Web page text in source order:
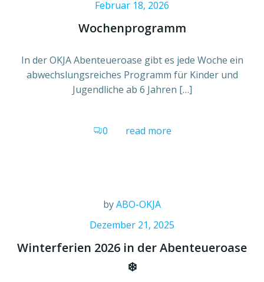
Februar 18, 2026
Wochenprogramm
In der OKJA Abenteueroase gibt es jede Woche ein
abwechslungsreiches Programm für Kinder und
Jugendliche ab 6 Jahren […]
0 read more
byABO-OKJA
Dezember 21, 2025
Winterferien 2026 in der Abenteueroase
❄️